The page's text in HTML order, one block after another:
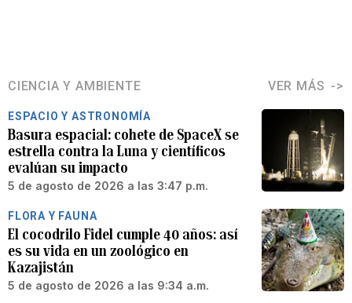
CIENCIA Y AMBIENTE VER MÁS
ESPACIO Y ASTRONOMÍA
Basura espacial: cohete de SpaceX se
estrella contra la Luna y científicos
evalúan su impacto
5 de agosto de 2026 a las 3:47 p.m.
FLORA Y FAUNA
El cocodrilo Fidel cumple 40 años: así
es su vida en un zoológico en
Kazajistán
5 de agosto de 2026 a las 9:34 a.m.